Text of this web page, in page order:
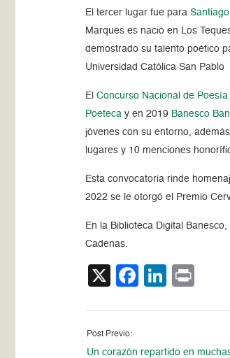
El tercer lugar fue para
Marques es nació en Los
demostrado su talento poético
Universidad Católica San Pablo
ElConcurso Nacional de
Poeteca y en 2019 Banesco
jóvenes con su entorno,
lugares y 10 menciones
Esta convocatoria rinde
2022 se le otorgó el Premio
En la Biblioteca Digital Banesco,
Cadenas.
X Facebook
Post Previo:
Un corazón repartido en